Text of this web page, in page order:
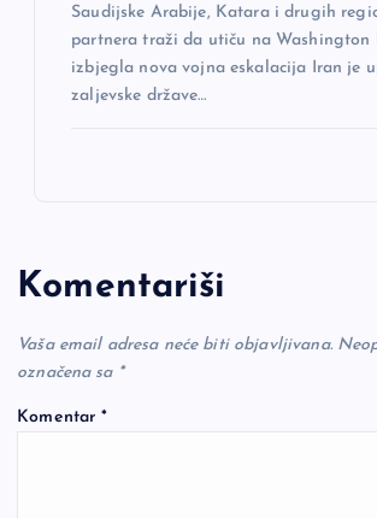
Saudijske Arabije, Katara i drugih
partnera traži da utiču na Washington
izbjegla nova vojna eskalacija Iran je
zaljevske države…
Komentariši
Vaša email adresa neće biti objavljivana.
označena sa *
Komentar*